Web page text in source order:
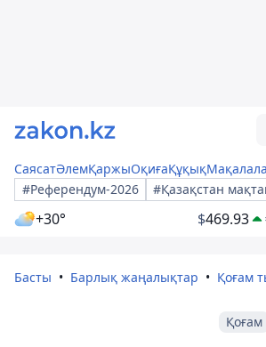
СаясатӘлемҚаржыОқиғаҚұқық
#Референдум-2026
#Қазақстан
+30° $469.93
Басты Барлық жаңалықтар Қоғам
Қоғам